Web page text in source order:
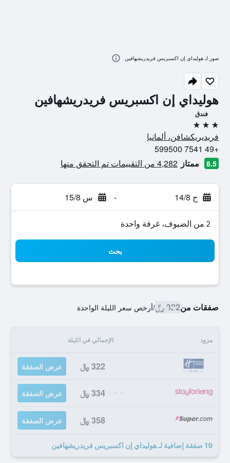
هوليداي إن اكسبريس فريدريشهافين
فندق
3 نجوم
فريديريكشافن، ألمانيا
+49 7541 599500
8.5 ممتاز 4,282 من التقييمات تم التحقق منها
ج 14/8 - س 15/8
2 من الضيوف، غرفة واحدة
بحث
صفقات من322 ﷼ /أرخص سعر الليلة الواحدة
مزود الإجمالي في الليلة
322 ﷼ عرض الصفقة
334 ﷼ عرض الصفقة
358 ﷼ عرض الصفقة
19 صفقة إضافية لـ هوليداي إن اكسبريس فريدريشهافين
صور لـ هوليداي إن اكسبريس فريدريشهافين